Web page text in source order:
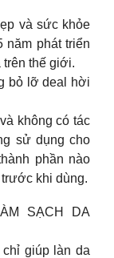
và sức khỏe
năm phát triển
thế giới.
bỏ lỡ deal hời
không có tác
sử dụng cho
phần nào
khi dùng.
SẠCH DA
giúp làn da